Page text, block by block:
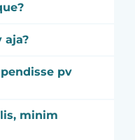
aja?
pv
minim